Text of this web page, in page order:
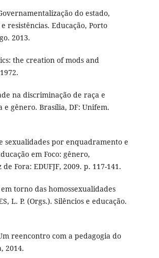
do estado,
resistências. Educação, Porto
2013.
the creation of mods and
na discriminação de raça e
e gênero. Brasília, DF: Unifem.
sexualidades por enquadramento e
em Foco: gênero,
Fora: EDUFJF, 2009. p. 117-141.
torno das homossexualidades
L. P. (Orgs.). Silêncios e educação.
reencontro com a pedagogia do
2014.